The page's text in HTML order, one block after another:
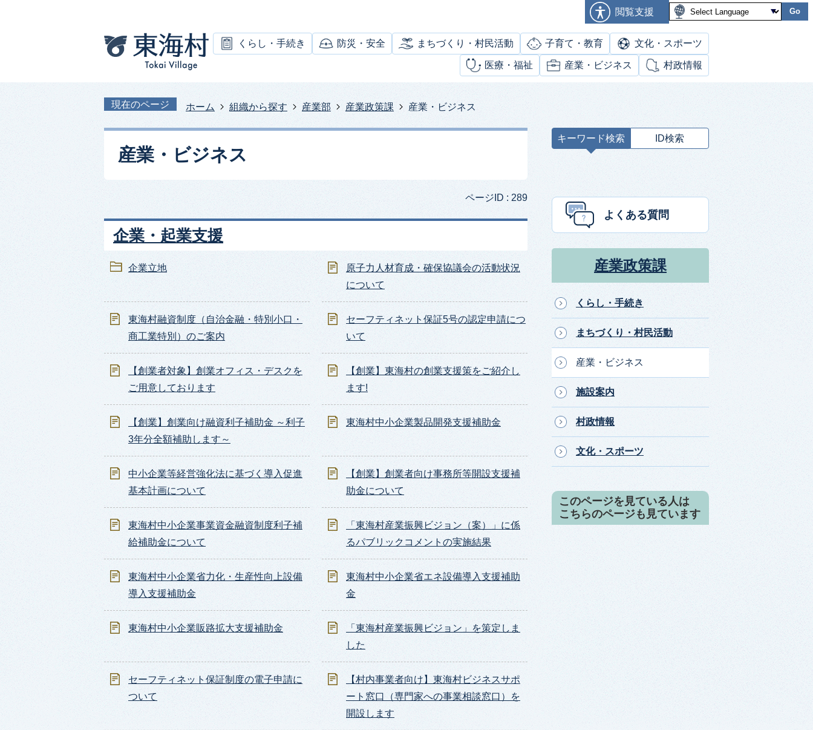
閲覧支援 Go
くらし・手続き 防災・安全 まちづくり・村民活動 子育て・教育 文化・スポーツ
医療・福祉 産業・ビジネス 村政情報
現在のページ ホーム 組織から探す 産業部 産業政策課 産業・ビジネス
産業・ビジネス
ページID : 289
企業・起業支援
企業立地
原子力人材育成・確保協議会の活動状況
について
東海村融資制度（自治金融・特別小口・
商工業特別）のご案内
セーフティネット保証5号の認定申請につ
いて
【創業者対象】創業オフィス・デスクを
ご用意しております
【創業】東海村の創業支援策をご紹介し
ます!
【創業】創業向け融資利子補助金 ～利子
3年分全額補助します～
東海村中小企業製品開発支援補助金
中小企業等経営強化法に基づく導入促進
基本計画について
【創業】創業者向け事務所等開設支援補
助金について
東海村中小企業事業資金融資制度利子補
給補助金について
「東海村産業振興ビジョン（案）」に係
るパブリックコメントの実施結果
東海村中小企業省力化・生産性向上設備
導入支援補助金
東海村中小企業省エネ設備導入支援補助
金
東海村中小企業販路拡大支援補助金
「東海村産業振興ビジョン」を策定しま
した
セーフティネット保証制度の電子申請に
ついて
【村内事業者向け】東海村ビジネスサポ
ート窓口（専門家への事業相談窓口）を
開設します
キーワード検索 ID検索
ー
よくある質問
産業政策課
くらし・手続き
まちづくり・村民活動
産業・ビジネス
施設案内
村政情報
文化・スポーツ
このページを見ている人は
こちらのページも見ています